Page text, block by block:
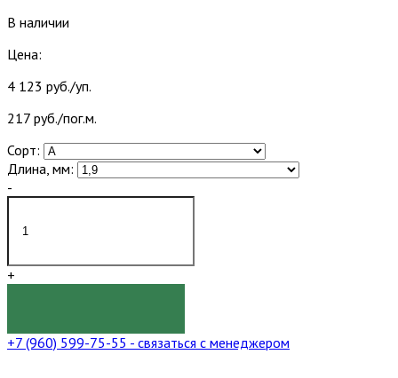
В наличии
Цена:
4 123 руб./уп.
217 руб./пог.м.
Сорт:
Длина, мм:
-
+
+7 (960) 599-75-55 - связаться с менеджером